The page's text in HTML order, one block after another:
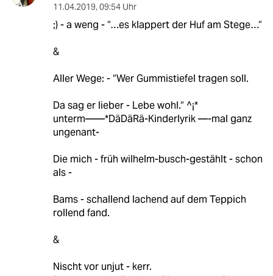
11.04.2019, 09:54 Uhr
;) - a weng - “…es klappert der Huf am Stege…“
&
Aller Wege: - “Wer Gummistiefel tragen soll.
Da sag er lieber - Lebe wohl.“ ^¡*
unterm——*DäDäRä-Kinderlyrik —-mal ganz
ungenant-
Die mich - früh wilhelm-busch-gestählt - schon
als -
Bams - schallend lachend auf dem Teppich
rollend fand.
&
Nischt vor unjut - kerr.